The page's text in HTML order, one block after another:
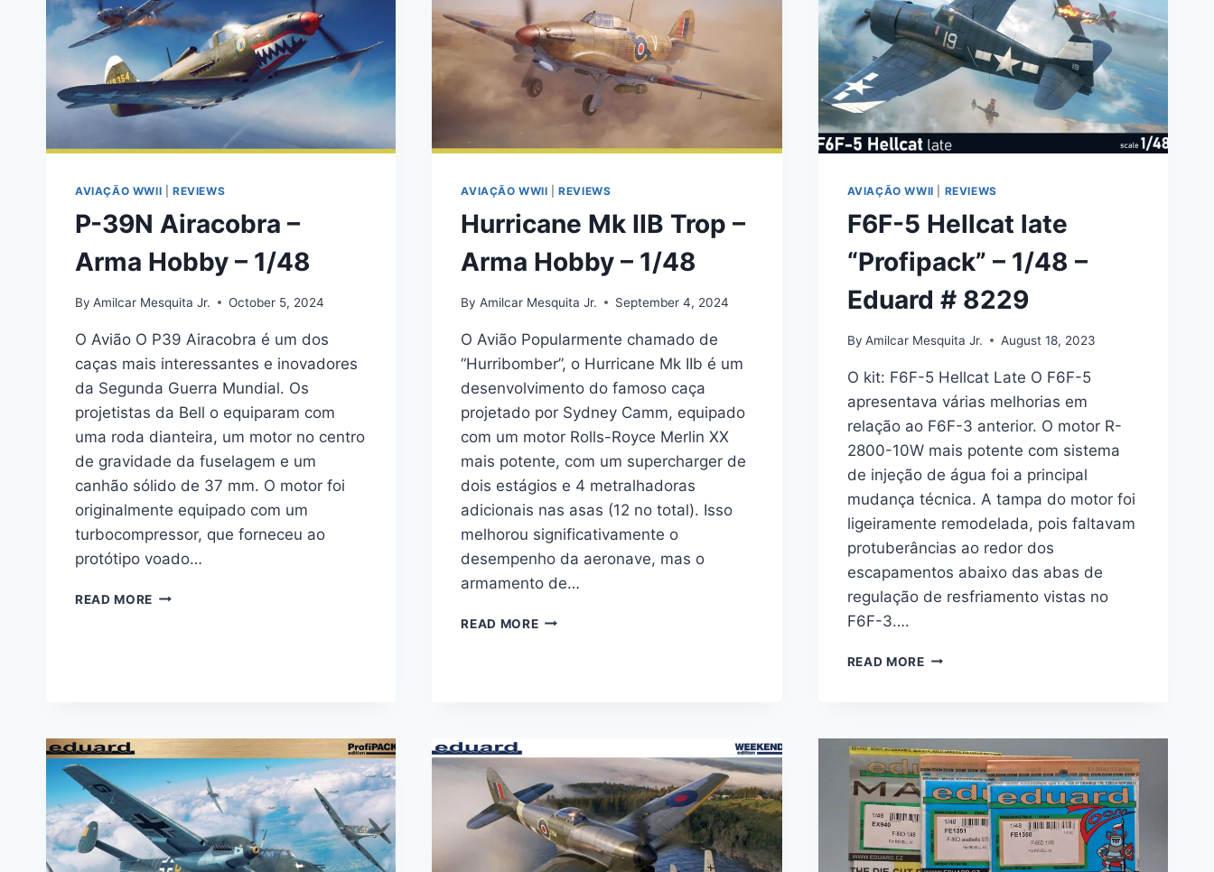
AVIAÇÃO WWII REVIEWS
P-39N Airacobra –
Arma Hobby – 1/48
By Amilcar Mesquita Jr. October 5, 2024
O Avião O P39 Airacobra é um dos
caças mais interessantes e inovadores
da Segunda Guerra Mundial. Os
projetistas da Bell o equiparam com
uma roda dianteira, um motor no centro
de gravidade da fuselagem e um
canhão sólido de 37 mm. O motor foi
originalmente equipado com um
turbocompressor, que forneceu ao
protótipo voado…
READ MORE P-
AVIAÇÃO WWII |REVIEWS
Hurricane Mk IIB Trop –
Arma Hobby – 1/48
By Amilcar Mesquita Jr. September 4, 2024
O Avião Popularmente chamado de
“Hurribomber”, o Hurricane Mk IIb é um
desenvolvimento do famoso caça
projetado por Sydney Camm, equipado
com um motor Rolls-Royce Merlin XX
mais potente, com um supercharger de
dois estágios e 4 metralhadoras
adicionais nas asas (12 no total). Isso
melhorou significativamente o
desempenho da aeronave, mas o
armamento de…
READ MOREHURRICANE
AVIAÇÃO WWII REVIEWS
F6F-5 Hellcat late
“Profipack” – 1/48 –
Eduard # 8229
By Amilcar Mesquita Jr. August 18, 2023
O kit: F6F-5 Hellcat Late O F6F-5
apresentava várias melhorias em
relação ao F6F-3 anterior. O motor R-
2800-10W mais potente com sistema
de injeção de água foi a principal
mudança técnica. A tampa do motor foi
ligeiramente remodelada, pois faltavam
protuberâncias ao redor dos
escapamentos abaixo das abas de
regulação de resfriamento vistas no
F6F-3….
READ MOREF6F-
–
1/48
EDUARD
#
8229